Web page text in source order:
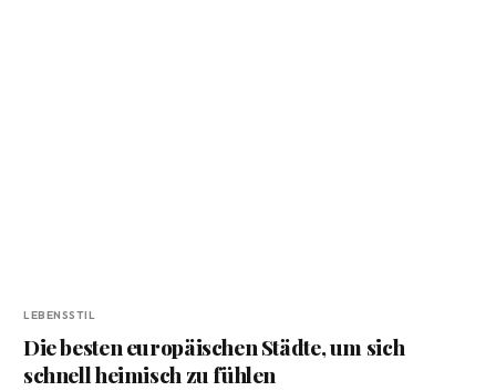
LEBENSSTIL
Die besten europäischen Städte, um sich
schnell heimisch zu fühlen